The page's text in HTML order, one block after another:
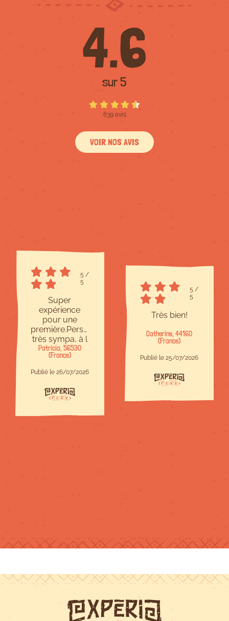
4.6
sur 5
639 avis
VOIR NOS AVIS
5 /
5
Super
expérience
pour une
première.Personnel
très sympa, à l
écoute et
bienveillant.Site
à taille
humaine,c est
parfait.Il y en a
pour tous les
chacun trouve
recommande !
Patricia, 56530
(France)
Publié le 26/07/2026
5 /
5
Très bien!
Catherine, 44160
(France)
Publié le 25/07/2026